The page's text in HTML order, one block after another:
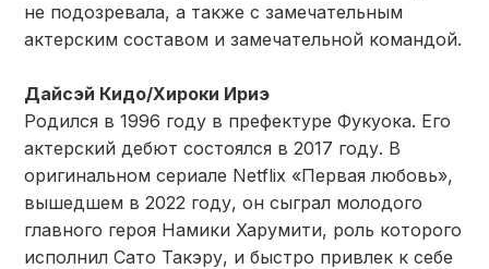
не подозревала, а также с замечательным
актерским составом и замечательной командой.
Дайсэй Кидо/Хироки Ириэ
Родился в 1996 году в префектуре Фукуока. Его
актерский дебют состоялся в 2017 году. В
оригинальном сериале Netflix «Первая любовь»,
вышедшем в 2022 году, он сыграл молодого
главного героя Намики Харумити, роль которого
исполнил Сато Такэру, и быстро привлек к себе